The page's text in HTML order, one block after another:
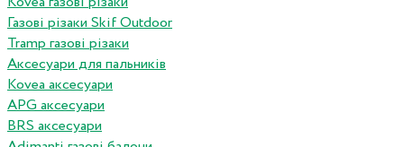
Газові різаки Skif Outdoor
Tramp газові різаки
Аксесуари для пальників
Kovea аксесуари
APG аксесуари
BRS аксесуари